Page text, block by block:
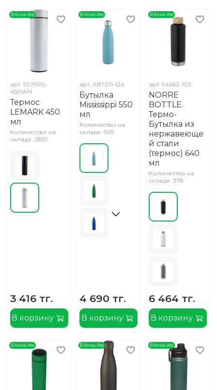
В Алма-Ате
арт. PL79PS-
450WH
Термос
LEMARK 450
мл
Количество на
складе: 2857
3 416 тг.
В корзину
В Алма-Ате
арт.ABT011-124
Бутылка
Mississippi 550
мл
Количество на
складе: 509
4 690 тг.
В корзину
В Алма-Ате
арт.94662-103
NORRE
BOTTLE.
Термо-
Бутылка из
нержавеюще
й стали
(термос) 640
мл
Количество на
складе: 378
6 464 тг.
В корзину
В Алма-Ате В Алма-Ате В Алма-Ате